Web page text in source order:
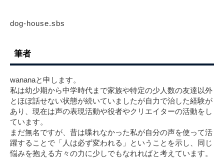
dog-house.sbs
筆者
wananaと申します。
私は幼少期から中学時代まで家族や特定の少人数の友達以外
とほぼ話せない状態が続いていましたが自力で治した経験が
あり、現在は声の表現活動や役者やクリエイターの活動をし
ています。
まだ無名ですが、昔は喋れなかった私が自分の声を使って活
躍することで「人は必ず変われる」ということを示し、同じ
悩みを抱える方々の力に少しでもなれればと考えています。